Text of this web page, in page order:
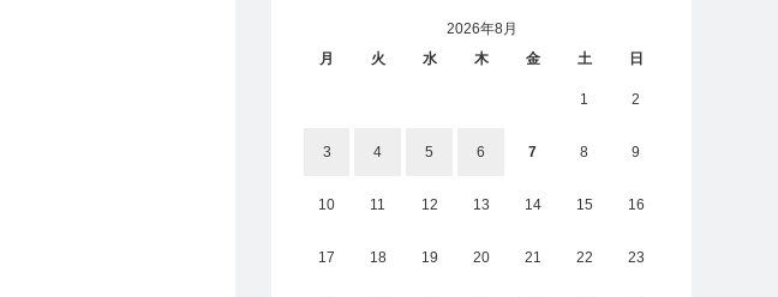
2026年8月
月
火 水 木 金 土 日
1 2
3 4 5 6 7 8 9
10 11 12 13 14 15 16
17 18 19 20 21 22 23